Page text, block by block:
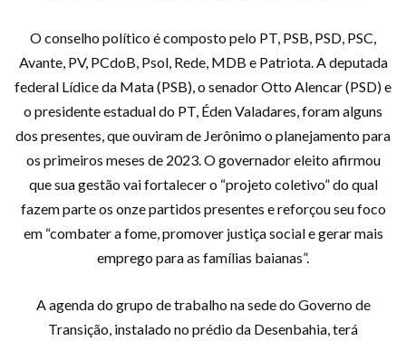
O conselho político é composto pelo PT, PSB, PSD, PSC,
Avante, PV, PCdoB, Psol, Rede, MDB e Patriota. A deputada
federal Lídice da Mata (PSB), o senador Otto Alencar (PSD) e
o presidente estadual do PT, Éden Valadares, foram alguns
dos presentes, que ouviram de Jerônimo o planejamento para
os primeiros meses de 2023. O governador eleito afirmou
que sua gestão vai fortalecer o “projeto coletivo” do qual
fazem parte os onze partidos presentes e reforçou seu foco
em “combater a fome, promover justiça social e gerar mais
emprego para as famílias baianas”.
A agenda do grupo de trabalho na sede do Governo de
Transição, instalado no prédio da Desenbahia, terá